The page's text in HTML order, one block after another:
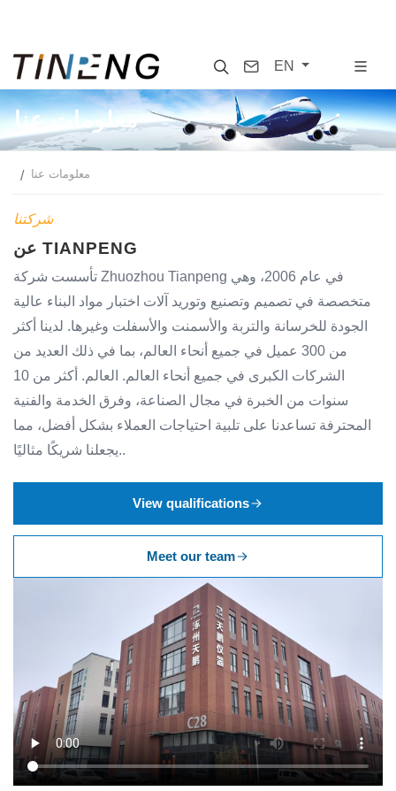
SearchContact
EN
معلومات عنا
معلومات عنا
شركتنا
عن TIANPENG
تأسست شركة Zhuozhou Tianpeng في عام 2006، وهي
متخصصة في تصميم وتصنيع وتوريد آلات اختبار مواد البناء عالية
الجودة للخرسانة والتربة والأسمنت والأسفلت وغيرها. لدينا أكثر
من 300 عميل في جميع أنحاء العالم، بما في ذلك العديد من
الشركات الكبرى في جميع أنحاء العالم. العالم. أكثر من 10
سنوات من الخبرة في مجال الصناعة، وفرق الخدمة والفنية
المحترفة تساعدنا على تلبية احتياجات العملاء بشكل أفضل، مما
يجعلنا شريكًا مثاليًا..
View qualifications
Meet our team